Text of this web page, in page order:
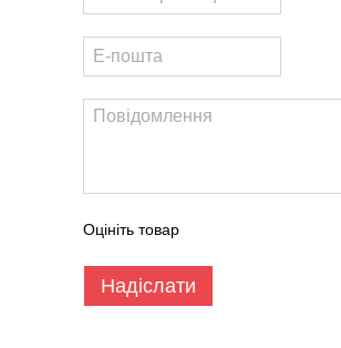
Оцініть товар
Надіслати